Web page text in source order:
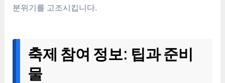
분위기를 고조시킵니다.
축제 참여 정보: 팁과 준비
물